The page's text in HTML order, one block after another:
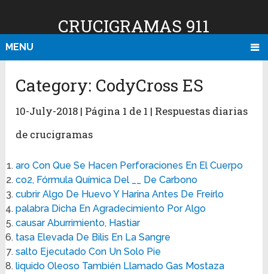
CRUCIGRAMAS 911
MENU
Category: CodyCross ES
10-July-2018 | Página 1 de 1 | Respuestas diarias
de crucigramas
aro Con Que Se Hacen Perforaciones En El Cuerpo
co2, Fórmula Química Del __ De Carbono
cubrir Algo De Huevo Y Harina Antes De Freírlo
palabra Dicha En Agradecimiento Por Algo
causar Aburrimiento, Hastiar
tasa Elevada De Bilis En La Sangre
salto Ejecutado Con Un Solo Pie
liquido Oleoso También Llamado Gas Mostaza